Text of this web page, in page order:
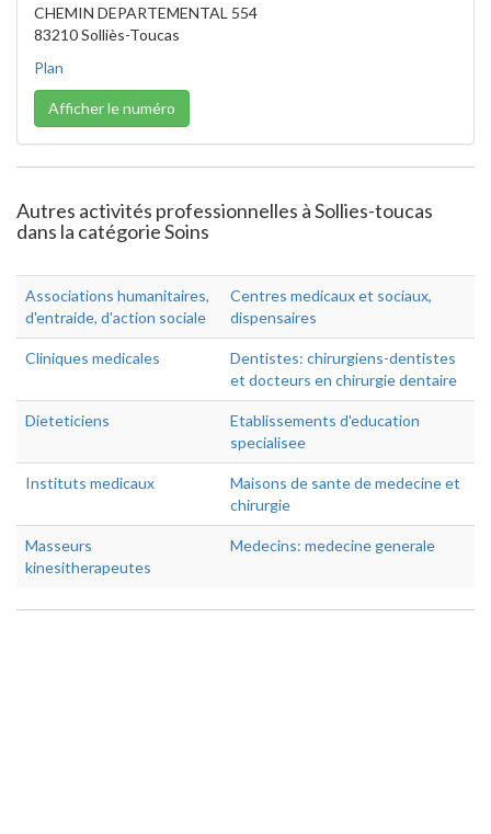
CHEMIN DEPARTEMENTAL 554
83210 Solliès-Toucas
Plan
Afficher le numéro
Autres activités professionnelles à Sollies-toucas
dans la catégorie Soins
Associations humanitaires,
d'entraide, d'action sociale
Centres medicaux et sociaux,
dispensaires
Cliniques medicales
Dentistes: chirurgiens-dentistes
et docteurs en chirurgie dentaire
Dieteticiens
Etablissements d'education
specialisee
Instituts medicaux
Maisons de sante de medecine et
chirurgie
Masseurs
kinesitherapeutes
Medecins: medecine generale